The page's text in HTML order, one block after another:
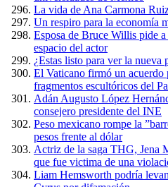
La vida de Ana Carmona
Un respiro para la economía
Esposa de Bruce Willis pide a
espacio del actor
¿Estas listo para ver la
El Vaticano firmó un acuerdo
fragmentos escultóricos del
Adán Augusto López
consejero presidente del INE
Peso mexicano rompe la
pesos frente al dólar
Actriz de la saga THG, Jena
que fue victima de una
Liam Hemsworth podría